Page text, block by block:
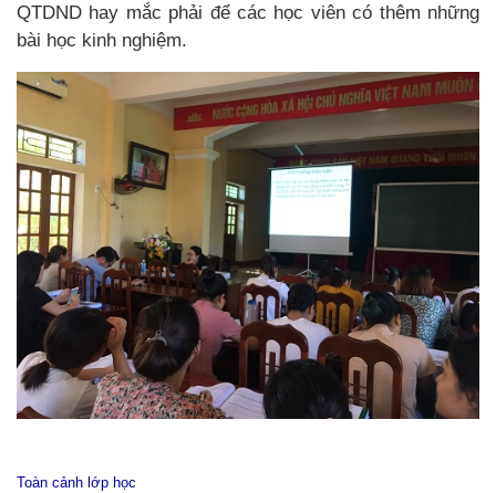
QTDND hay mắc phải để các học viên có thêm những
bài học kinh nghiệm.
Toàn cảnh lớp học